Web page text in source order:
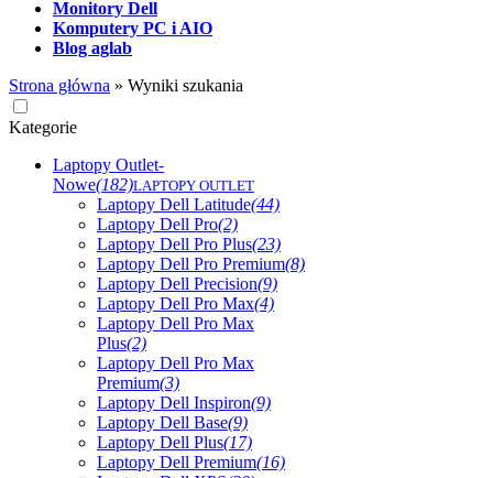
Monitory Dell
Komputery PC i AIO
Blog aglab
Strona główna » Wyniki szukania
Kategorie
Laptopy Outlet-
Nowe(182)LAPTOPY OUTLET
Laptopy Dell Latitude(44)
Laptopy Dell Pro(2)
Laptopy Dell Pro Plus(23)
Laptopy Dell Pro Premium(8)
Laptopy Dell Precision(9)
Laptopy Dell Pro Max(4)
Laptopy Dell Pro Max
Plus(2)
Laptopy Dell Pro Max
Premium(3)
Laptopy Dell Inspiron(9)
Laptopy Dell Base(9)
Laptopy Dell Plus(17)
Laptopy Dell Premium(16)